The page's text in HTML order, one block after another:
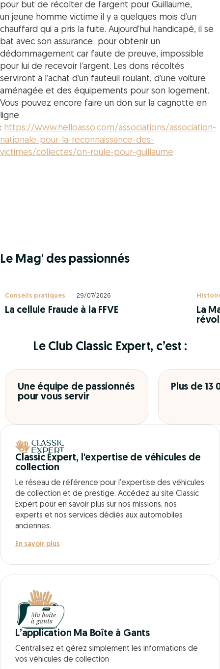
pour but de récolter de l’argent pour Guillaume,
un jeune homme victime il y a quelques mois d’un
chauffard qui a pris la fuite. Aujourd’hui handicapé, il se
bat avec son assurance pour obtenir un
dédommagement car faute de preuve, impossible
pour lui de recevoir l’argent. Les dons récoltés
serviront à l’achat d’un fauteuil roulant, d’une voiture
aménagée et des équipements pour son logement.
Vous pouvez encore faire un don sur la cagnotte en
ligne
: https://www.helloasso.com/associations/association-
nationale-pour-la-reconnaissance-des-
victimes/collectes/on-roule-pour-guillaume
Le Mag' des passionnés
Conseils pratiques 29/07/2026
La cellule Fraude à la FFVE
La
Le Club Classic Expert, c’est :
Une équipe de passionnés
pour vous servir
Plus de 13
Classic Expert, l'expertise de véhicules de
collection
Le réseau de référence pour l’expertise des véhicules
de collection et de prestige. Accédez au site Classic
Expert pour en savoir plus sur nos missions, nos
experts et nos services dédiés aux automobiles
anciennes.
En savoir plus
L’application Ma Boîte à Gants
Centralisez et gérez simplement les informations de
vos véhicules de collection